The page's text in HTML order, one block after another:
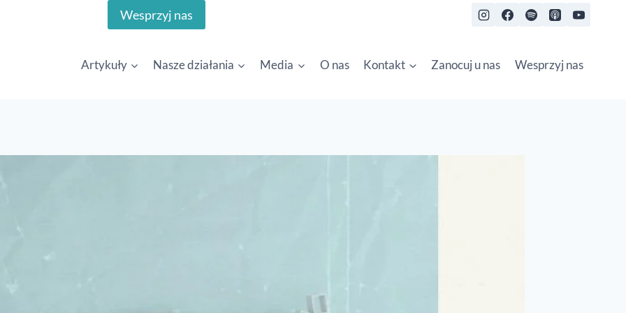
Wesprzyj nas
Artykuły Nasze działania Media O nas Kontakt Zanocuj u nas Wesprzyj nas